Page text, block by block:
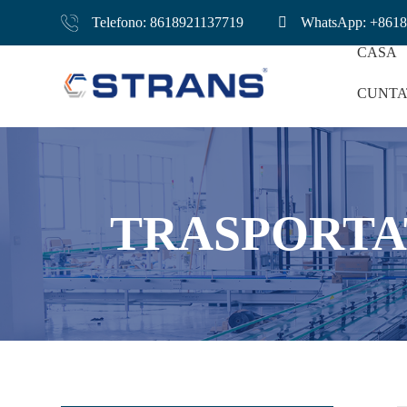
Telefono: 8618921137719 WhatsApp:
CASA